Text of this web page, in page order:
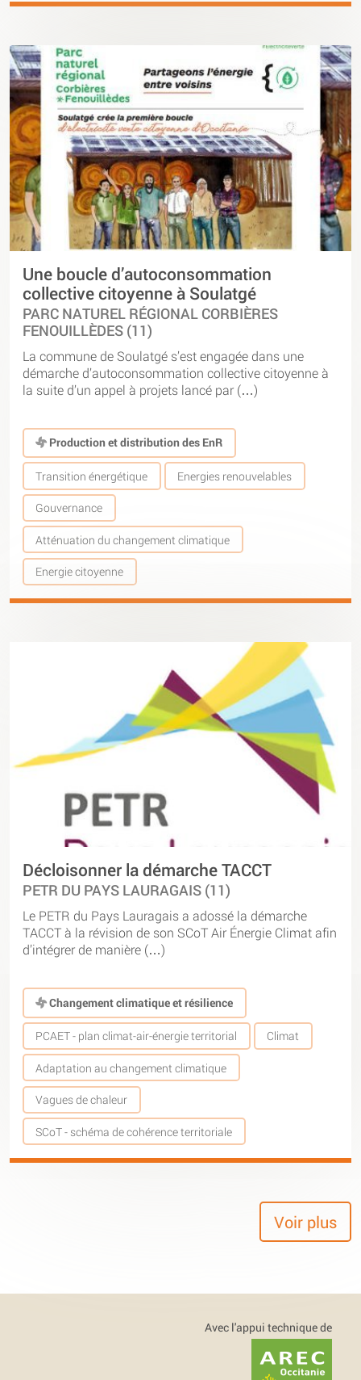
Une boucle d’autoconsommation
collective citoyenne à Soulatgé
PARC NATUREL RÉGIONAL CORBIÈRES
FENOUILLÈDES (11)
La commune de Soulatgé s’est engagée dans une
démarche d’autoconsommation collective citoyenne à
la suite d’un appel à projets lancé par (…)
Production et distribution des EnR
Transition énergétique Energies renouvelables
Gouvernance
Atténuation du changement climatique
Energie citoyenne
Décloisonner la démarche TACCT
PETR DU PAYS LAURAGAIS (11)
Le PETR du Pays Lauragais a adossé la démarche
TACCT à la révision de son SCoT Air Énergie Climat afin
d’intégrer de manière (…)
Changement climatique et résilience
PCAET - plan climat-air-énergie territorial Climat
Adaptation au changement climatique
Vagues de chaleur
SCoT - schéma de cohérence territoriale
Voir plus
Avec l'appui technique de